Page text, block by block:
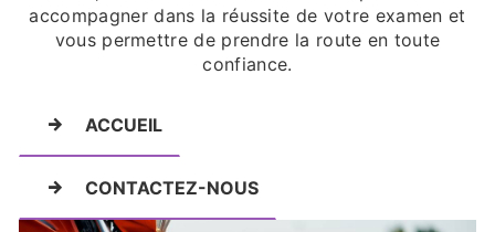
accompagner dans la réussite de votre examen et
vous permettre de prendre la route en toute
confiance.
ACCUEIL
CONTACTEZ-NOUS